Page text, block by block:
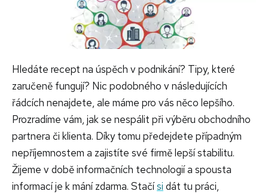
Hledáte recept na úspěch v podnikání? Tipy, které
zaručeně fungují? Nic podobného v následujících
řádcích nenajdete, ale máme pro vás něco lepšího.
Prozradíme vám, jak se nespálit při výběru obchodního
partnera či klienta. Díky tomu předejdete případným
nepříjemnostem a zajistíte své firmě lepší stabilitu.
Žijeme v době informačních technologií a spousta
informací je k mání zdarma. Stačísi dát tu práci,